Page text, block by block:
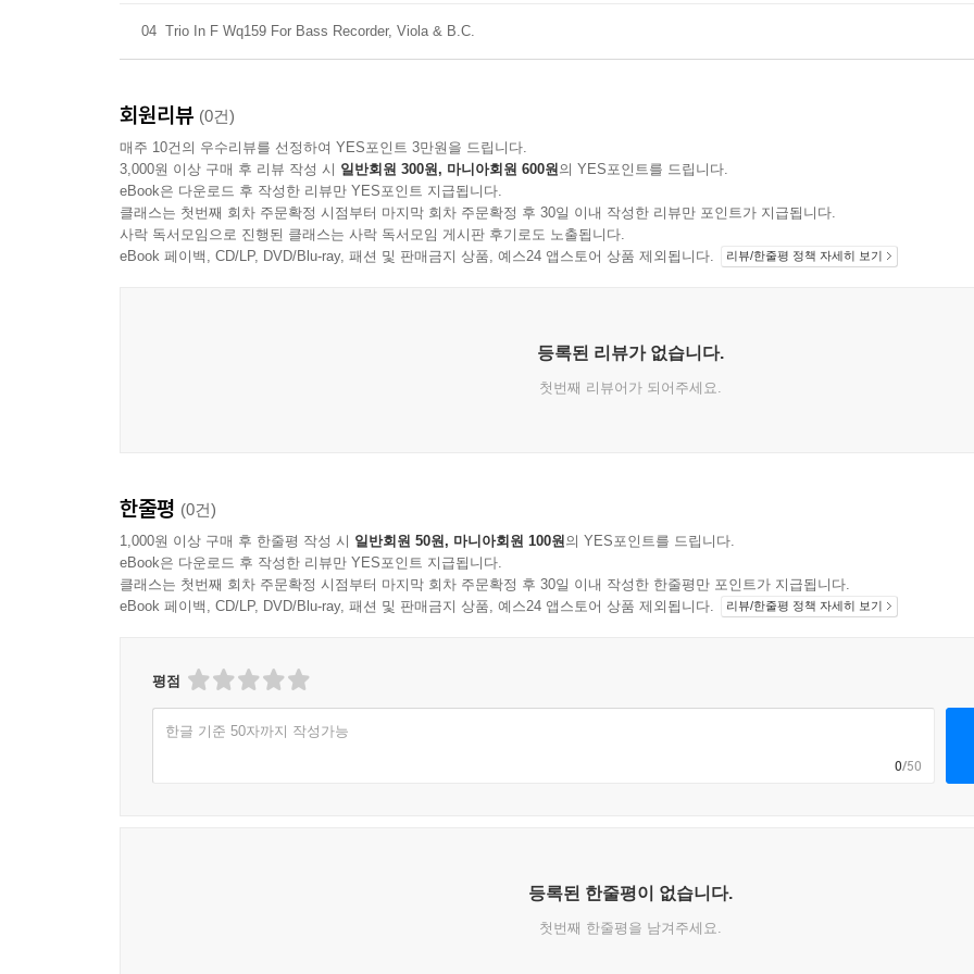
04 Trio In F Wq159 For Bass Recorder, Viola & B.C.
회원리뷰 (0건)
매주 10건의 우수리뷰를 선정하여 YES포인트 3만원을 드립니다.
3,000원 이상 구매 후 리뷰 작성 시 일반회원 300원, 마니아회원 600원의 YES포인트를 드립니다.
eBook은 다운로드 후 작성한 리뷰만 YES포인트 지급됩니다.
클래스는 첫번째 회차 주문확정 시점부터 마지막 회차 주문확정 후 30일 이내 작성한 리뷰만 포인트가 지급됩니다.
사락 독서모임으로 진행된 클래스는 사락 독서모임 게시판 후기로도 노출됩니다.
eBook 페이백, CD/LP, DVD/Blu-ray, 패션 및 판매금지 상품, 예스24 앱스토어 상품 제외됩니다.
리뷰/한줄평 정책 자세히 보기
등록된 리뷰가 없습니다.
첫번째 리뷰어가 되어주세요.
한줄평 (0건)
1,000원 이상 구매 후 한줄평 작성 시 일반회원 50원, 마니아회원 100원의 YES포인트를 드립니다.
eBook은 다운로드 후 작성한 리뷰만 YES포인트 지급됩니다.
클래스는 첫번째 회차 주문확정 시점부터 마지막 회차 주문확정 후 30일 이내 작성한 한줄평만 포인트가 지급됩니다.
eBook 페이백, CD/LP, DVD/Blu-ray, 패션 및 판매금지 상품, 예스24 앱스토어 상품 제외됩니다.
리뷰/한줄평 정책 자세히 보기
평점
한글 기준 50자까지 작성가능
0/50
등록된 한줄평이 없습니다.
첫번째 한줄평을 남겨주세요.